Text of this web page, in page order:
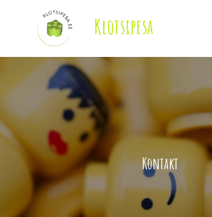
Klotsipesa
Kontakt